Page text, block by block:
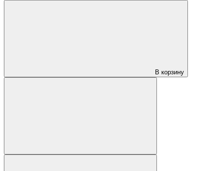
В корзину